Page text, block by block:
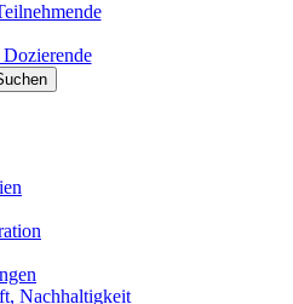
Nachhaltigkeit